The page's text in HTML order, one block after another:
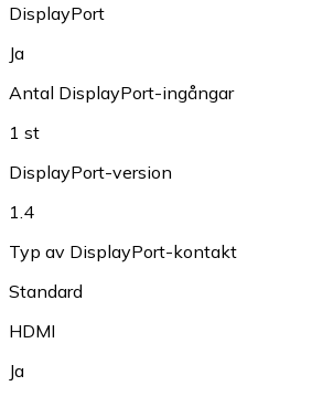
DisplayPort
Ja
Antal DisplayPort-ingångar
1 st
DisplayPort-version
1.4
Typ av DisplayPort-kontakt
Standard
HDMI
Ja